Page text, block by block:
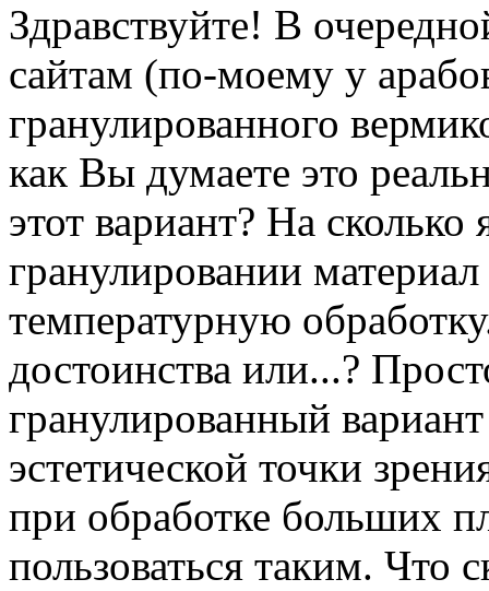
Здравствуйте! В
сайтам (по-моему у
гранулированного
как Вы думаете это
этот вариант? На
гранулировании
температурную
достоинства или...?
гранулированный
эстетической точки
при обработке больших
пользоваться таким. Что